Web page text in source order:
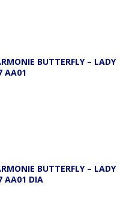
BUTTERFLY – LADY
AA01
BUTTERFLY – LADY
AA01 DIA